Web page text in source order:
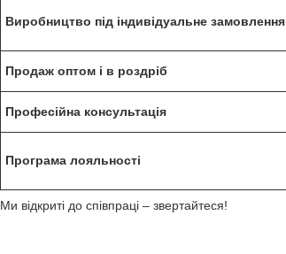
Виробництво під індивідуальне замовлення
Продаж оптом і в роздріб
Професійна консультація
Програма лояльності
Ми відкриті до співпраці – звертайтеся!